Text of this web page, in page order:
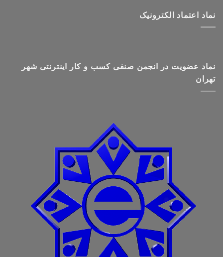
نماد اعتماد الکترونیک
نماد عضویت در انجمن صنفی کسب و کار اینترنتی شهر
تهران